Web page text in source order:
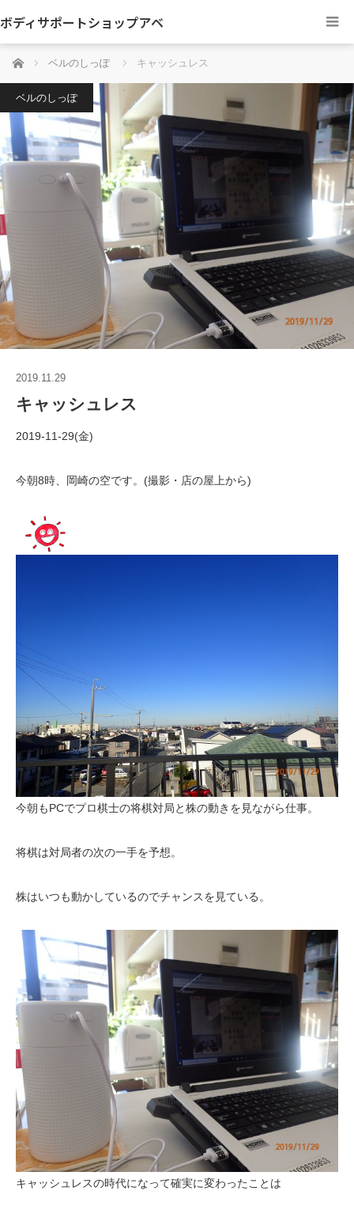
ボディサポートショップアベ
ホーム ベルのしっぽ キャッシュレス
ベルのしっぽ
2019.11.29
キャッシュレス
2019-11-29(金)
今朝8時、岡崎の空です。(撮影・店の屋上から)
今朝もPCでプロ棋士の将棋対局と株の動きを見ながら仕事。
将棋は対局者の次の一手を予想。
株はいつも動かしているのでチャンスを見ている。
キャッシュレスの時代になって確実に変わったことは